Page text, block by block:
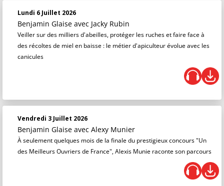
Lundi 6 Juillet 2026
Benjamin Glaise avec Jacky Rubin
Veiller sur des milliers d'abeilles, protéger les ruches et faire face à
des récoltes de miel en baisse : le métier d'apiculteur évolue avec les
canicules
Vendredi 3 Juillet 2026
Benjamin Glaise avec Alexy Munier
À seulement quelques mois de la finale du prestigieux concours "Un
des Meilleurs Ouvriers de France", Alexis Munie raconte son parcours